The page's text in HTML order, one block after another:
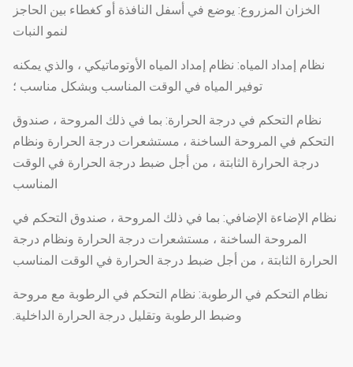
الخزان المزروع: يوضع في أسفل النافذة أو كغطاء بين الحاجز
لنمو النبات
نظام إمداد المياه: نظام إمداد المياه الأوتوماتيكي ، والذي يمكنه
توفير المياه في الوقت المناسب وبشكل مناسب ؛
نظام التحكم في درجة الحرارة: بما في ذلك المروحة ، صندوق
التحكم في المروحة الساخنة ، مستشعرات درجة الحرارة ونظام
درجة الحرارة الثابتة ، من أجل ضبط درجة الحرارة في الوقت
المناسب
نظام الإضاءة الإضافي: بما في ذلك المروحة ، صندوق التحكم في
المروحة الساخنة ، مستشعرات درجة الحرارة ونظام درجة
الحرارة الثابتة ، من أجل ضبط درجة الحرارة في الوقت المناسب
نظام التحكم في الرطوبة: نظام التحكم في الرطوبة مع مروحة
وضبط الرطوبة وتقليل درجة الحرارة الداخلية.